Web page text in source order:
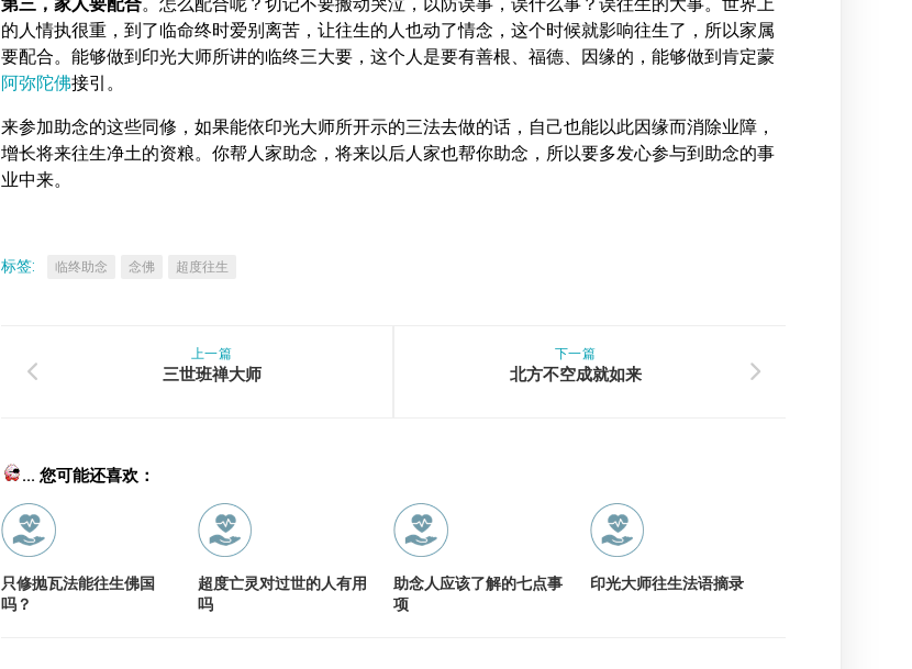
的人情执很重，到了临命终时爱别离苦，让往生的人也动了情念，这个时候就影响往生了，所以家属
要配合。能够做到印光大师所讲的临终三大要，这个人是要有善根、福德、因缘的，能够做到肯定蒙
阿弥陀佛接引。
来参加助念的这些同修，如果能依印光大师所开示的三法去做的话，自己也能以此因缘而消除业障，
增长将来往生净土的资粮。你帮人家助念，将来以后人家也帮你助念，所以要多发心参与到助念的事
业中来。
标签: 临终助念 念佛 超度往生
下一篇
北方不空成就如来
上一篇
三世班禅大师
... 您可能还喜欢：
只修抛瓦法能往生佛国
吗？
超度亡灵对过世的人有用
吗
助念人应该了解的七点事
项
印光大师往生法语摘录